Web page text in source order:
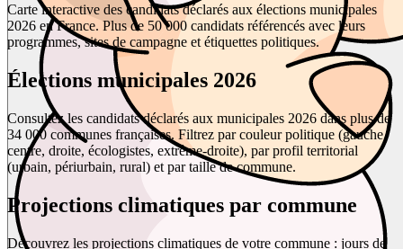
Carte interactive des candidats déclarés aux élections municipales
2026 en France. Plus de 50 000 candidats référencés avec leurs
programmes, sites de campagne et étiquettes politiques.
Élections municipales 2026
Consultez les candidats déclarés aux municipales 2026 dans plus de
34 000 communes françaises. Filtrez par couleur politique (gauche,
centre, droite, écologistes, extrême-droite), par profil territorial
(urbain, périurbain, rural) et par taille de commune.
Projections climatiques par commune
Découvrez les projections climatiques de votre commune : jours de